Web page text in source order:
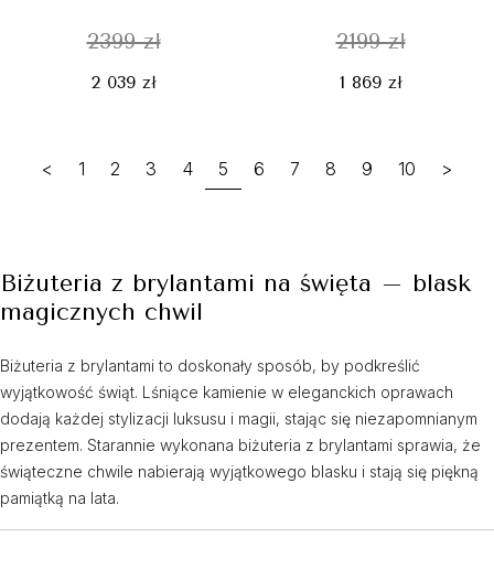
2399 zł
2 039 zł
2199 zł
1 869 zł
< 1 2 3 4 5 6 7 8 9 10 >
Biżuteria z brylantami na święta – blask
magicznych chwil
Biżuteria z brylantami to doskonały sposób, by podkreślić
wyjątkowość świąt. Lśniące kamienie w eleganckich oprawach
dodają każdej stylizacji luksusu i magii, stając się niezapomnianym
prezentem. Starannie wykonana biżuteria z brylantami sprawia, że
świąteczne chwile nabierają wyjątkowego blasku i stają się piękną
pamiątką na lata.